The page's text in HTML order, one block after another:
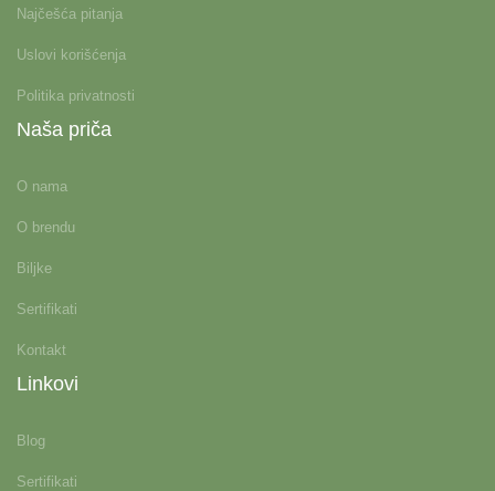
Najčešća pitanja
Uslovi korišćenja
Politika privatnosti
Naša priča
O nama
O brendu
Biljke
Sertifikati
Kontakt
Linkovi
Blog
Sertifikati